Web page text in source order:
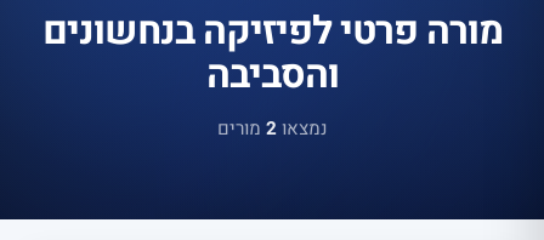
מורה פרטי לפיזיקה בנחשונים
והסביבה
נמצאו2 מורים